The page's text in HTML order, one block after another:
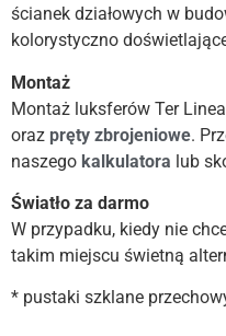
ścianek działowych w
kolorystyczno
Montaż
Montaż luksferów Ter
oraz pręty zbrojeniowe.
naszego kalkulatora lub
Światło za darmo
W przypadku, kiedy nie
takim miejscu świetną
* pustaki szklane